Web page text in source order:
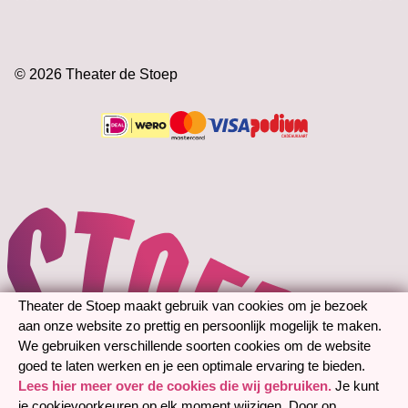
Theater de Stoep
3201 DH Spijkenisse
Doejaaren
Technische gegevens
© 2026 Theater de Stoep
Betalen is mogelijk met de
Theater de Stoep maakt gebruik van cookies om je bezoek
aan onze website zo prettig en persoonlijk mogelijk te maken.
We gebruiken verschillende soorten cookies om de website
goed te laten werken en je een optimale ervaring te bieden.
Lees hier meer over de cookies die wij gebruiken.Je kunt